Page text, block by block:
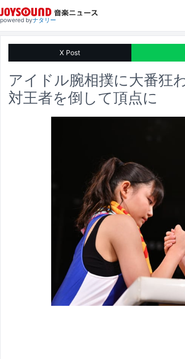
powered byナタリー
X Post
アイドル腕相撲に大番狂
対王者を倒して頂点に